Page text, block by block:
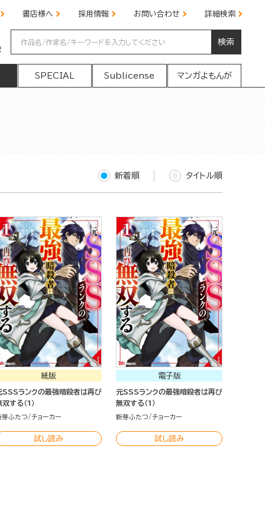
書店様へ 採用情報 お問い合わせ 詳細検索
検索
SPECIAL Sublicense マンガよもんが
新着順 タイトル順
紙版
SSSランクの最強暗殺者は再び
双する（1）
芽ふたつ チョーカー
試し読み
電子版
元SSSランクの最強暗殺者は再び
無双する（1）
新芽ふたつ チョーカー
試し読み